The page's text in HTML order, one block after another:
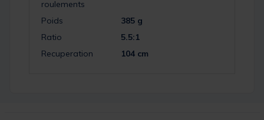
roulements
Poids
385 g
Ratio
5.5:1
Recuperation
104 cm